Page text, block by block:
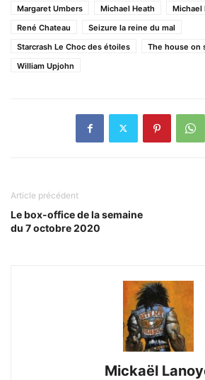
Margaret Umbers
Michael Heath
Michael
René Chateau
Seizure la reine du mal
Starcrash Le Choc des étoiles
The house on
William Upjohn
Article précédent
Le box-office de la semaine
du 7 octobre 2020
Mickaël